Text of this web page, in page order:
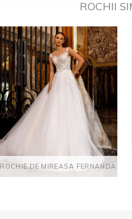
ROCHII
ROCHIE DE MIREASA FERNANDA